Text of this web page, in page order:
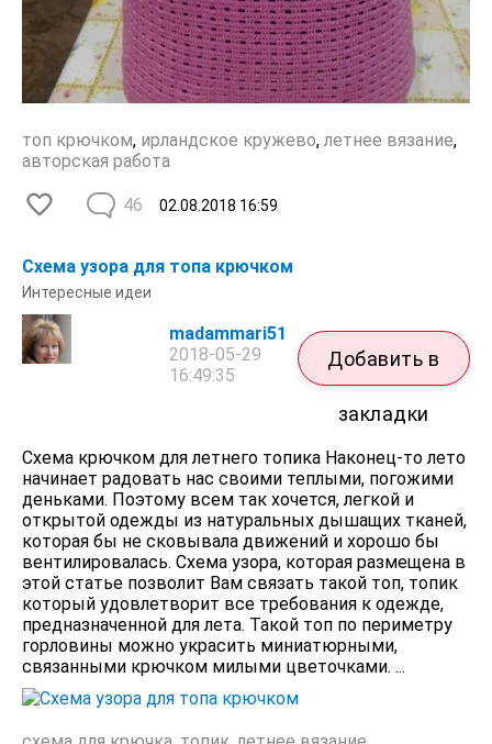
топ крючком, ирландское кружево, летнее вязание,
авторская работа
02.08.2018 16:59
46
Схема узора для топа крючком
Интересные идеи
madammari51
2018-05-29
16:49:35
Добавить в
закладки
Схема крючком для летнего топика Наконец-то лето
начинает радовать нас своими теплыми, погожими
деньками. Поэтому всем так хочется, легкой и
открытой одежды из натуральных дышащих тканей,
которая бы не сковывала движений и хорошо бы
вентилировалась. Схема узора, которая размещена в
этой статье позволит Вам связать такой топ, топик
который удовлетворит все требования к одежде,
предназначенной для лета. Такой топ по периметру
горловины можно украсить миниатюрными,
связанными крючком милыми цветочками. ...